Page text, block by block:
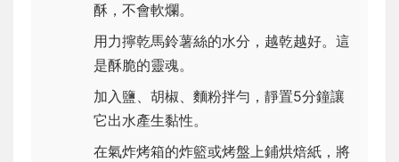
酥，不會軟爛。
用力擰乾馬鈴薯絲的水分，越乾越好。這
是酥脆的靈魂。
加入鹽、胡椒、麵粉拌勻，靜置5分鐘讓
它出水產生黏性。
在氣炸烤箱的炸籃或烤盤上鋪烘焙紙，將